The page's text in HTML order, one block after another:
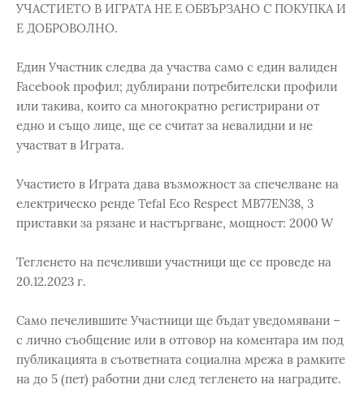
УЧАСТИЕТО В ИГРАТА НЕ Е ОБВЪРЗАНО С ПОКУПКА И
Е ДОБРОВОЛНО.
Един Участник следва да участва само с един валиден
Facebook профил; дублирани потребителски профили
или такива, които са многократно регистрирани от
едно и също лице, ще се считат за невалидни и не
участват в Играта.
Участието в Играта дава възможност за спечелване на
електрическо ренде Tefal Eco Respect MB77EN38, 3
приставки за рязане и настъргване, мощност: 2000 W
Тегленето на печеливши участници ще се проведе на
20.12.2023 г.
Само печелившите Участници ще бъдат уведомявани –
с лично съобщение или в отговор на коментара им под
публикацията в съответната социална мрежа в рамките
на до 5 (пет) работни дни след тегленето на наградите.